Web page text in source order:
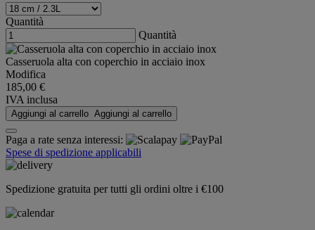
Quantità
Quantità
Casseruola alta con coperchio in acciaio inox
Modifica
185,00 €
IVA inclusa
Aggiungi al carrello Aggiungi al carrello
Paga a rate senza interessi:
Spese di spedizione applicabili
Spedizione gratuita per tutti gli ordini oltre i €100